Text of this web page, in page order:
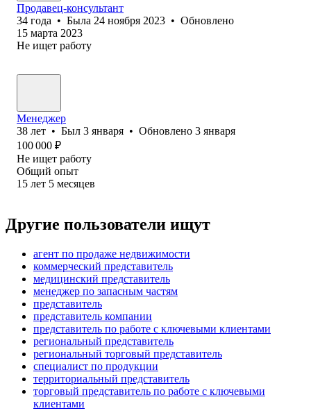
Продавец-консультант
34 года • Была 24 ноября 2023 • Обновлено
15 марта 2023
Не ищет работу
Менеджер
38 лет • Был 3 января • Обновлено 3 января
100 000 ₽
Не ищет работу
Общий опыт
15 лет 5 месяцев
Другие пользователи ищут
агент по продаже недвижимости
коммерческий представитель
медицинский представитель
менеджер по запасным частям
представитель
представитель компании
представитель по работе с ключевыми клиентами
региональный представитель
региональный торговый представитель
специалист по продукции
территориальный представитель
торговый представитель по работе с ключевыми
клиентами